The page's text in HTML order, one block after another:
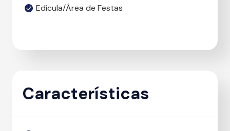
Edícula/Área de Festas
Características